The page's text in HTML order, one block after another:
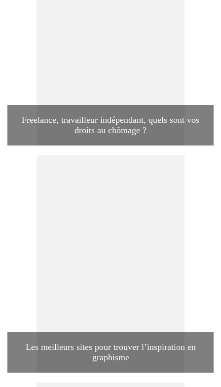
Freelance, travailleur indépendant, quels sont vos
droits au chômage ?
Les meilleurs sites pour trouver l’inspiration en
graphisme